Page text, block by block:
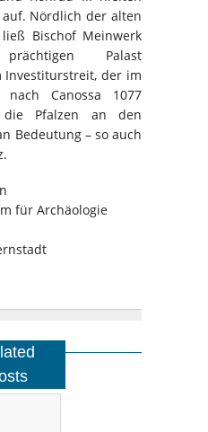
Nördlich der alten
Bischof Meinwerk
Palast
Investiturstreit, der im
Canossa 1077
die Pfalzen an den
Bedeutung – so auch
für Archäologie